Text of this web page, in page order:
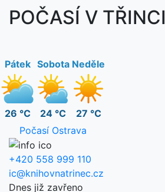
POČASÍ V TŘINCI
Pátek
26 °C
Sobota
24 °C
Neděle
27 °C
Počasí Ostrava
+420 558 999 110
ic@knihovnatrinec.cz
Dnes již zavřeno